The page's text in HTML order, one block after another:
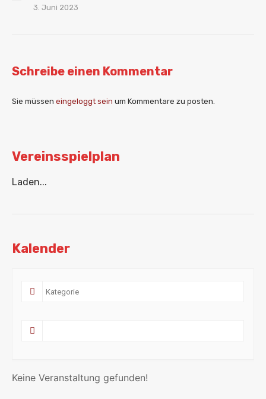
3. Juni 2023
Schreibe einen Kommentar
Sie müssen eingeloggt sein um Kommentare zu posten.
Vereinsspielplan
Laden...
Kalender
Keine Veranstaltung gefunden!